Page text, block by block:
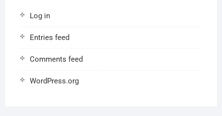
Log in
Entries feed
Comments feed
WordPress.org